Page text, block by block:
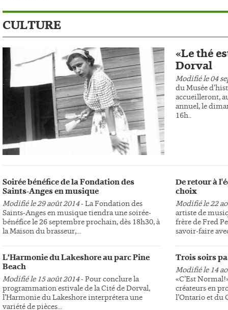
CULTURE
«Le thé
Dorval
Modifié le 04
du Musée
accueilleront,
annuel, le
16h..
Soirée bénéfice de la Fondation des
Saints-Anges en musique
Modifié le 29 août 2014- La Fondation des
Saints-Anges en musique tiendra une soirée-
bénéfice le 26 septembre prochain, dès 18h30, à
la Maison du brasseur,...
L’Harmonie du Lakeshore au parc Pine
Beach
Modifié le 15 août 2014- Pour conclure la
programmation estivale de la Cité de Dorval,
l’Harmonie du Lakeshore interprétera une
variété de pièces...
De retour à
choix
Modifié le 22
artiste de
frère de Fred
savoir-faire
Trois soirs
Modifié le 14
«C’Est
créateurs en
l’Ontario et du